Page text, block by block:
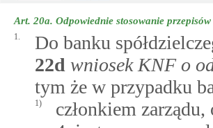
Art. 20a. Odpowiednie stosowanie
1.
Do banku
22d wniosek KNF o
tym że w przypadku
1)
członkiem